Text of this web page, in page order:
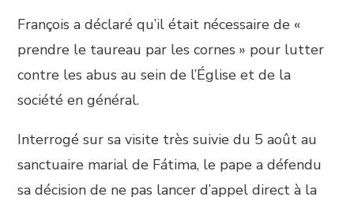
François a déclaré qu’il était nécessaire de «
prendre le taureau par les cornes » pour lutter
contre les abus au sein de l’Église et de la
société en général.
Interrogé sur sa visite très suivie du 5 août au
sanctuaire marial de Fátima, le pape a défendu
sa décision de ne pas lancer d’appel direct à la